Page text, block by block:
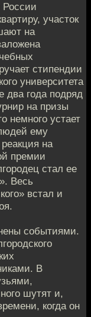
России
участок
на
стипендии
университета
два года подряд
на призы
немного устает
ему
на
премии
стал ее
Весь
встал и
событиями.
В
шутят и,
когда он